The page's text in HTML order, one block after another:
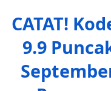
CATAT!
9.9